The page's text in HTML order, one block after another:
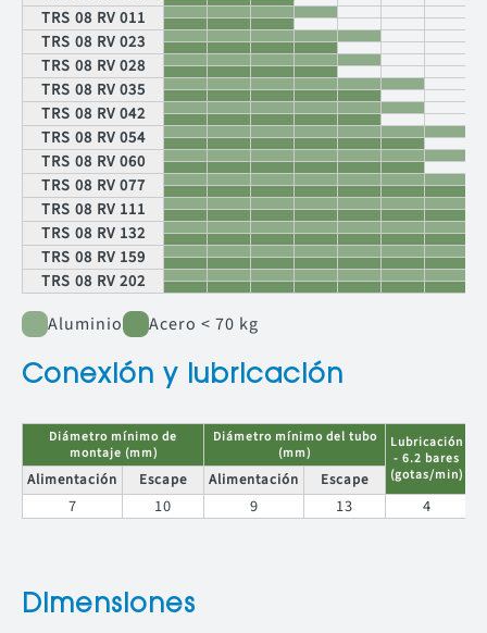
4
84 168 30
TRS 08 RV
111
111
6.2 71 141
62
5
64 128
53
4
58 117 43
TRS 08 RV
132
132
6.2 59 117
74
5
53 107
64
4
49 98 52
TRS 08 RV
159
159
6.2 49 98
89
5
45 89
76
4
41 81 62
TRS 08 RV
202
202
6.2 39 77
113
5
35 70
97
TRS 08 RV 011
TRS 08 RV 023
TRS 08 RV 028
TRS 08 RV 035
TRS 08 RV 042
TRS 08 RV 054
TRS 08 RV 060
TRS 08 RV 077
TRS 08 RV 111
TRS 08 RV 132
TRS 08 RV 159
TRS 08 RV 202
Aluminio Acero < 70 kg
Conexión y lubricación
Diámetro mínimo de
montaje (mm)
Diámetro mínimo del tubo
(mm)
Lubricación
- 6.2 bares
(gotas/min)
Alimentación Escape Alimentación Escape
7 10 9 13 4
Dimensiones